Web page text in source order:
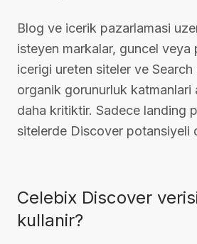
Blog ve icerik pazarlamasi
isteyen markalar, guncel veya
icerigi ureten siteler ve Search
organik gorunurluk katmanlari
daha kritiktir. Sadece landing
sitelerde Discover potansiyeli
Celebix Discover
kullanir?